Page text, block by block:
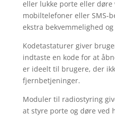
eller lukke porte eller
mobiltelefoner eller SMS-
ekstra bekvemmelighed
Kodetastaturer giver
indtaste en kode for at
er ideelt til brugere, der
fjernbetjeninger.
Moduler til radiostyring
at styre porte og døre